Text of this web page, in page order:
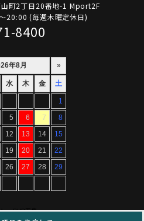
町2丁目20番地-1 Mport2F
20:00 (毎週木曜定休日)
8400